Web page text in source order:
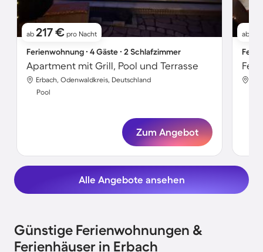
ab 217 € pro Nacht
Ferienwohnung ∙ 4 Gäste ∙ 2 Schlafzimmer
Apartment mit Grill, Pool und Terrasse
Erbach, Odenwaldkreis, Deutschland
Pool
Zum Angebot
ab
Alle Angebote ansehen
Günstige Ferienwohnungen &
Ferienhäuser in Erbach